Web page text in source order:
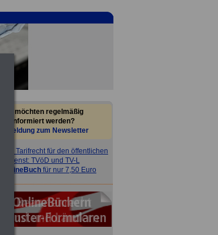
Sie möchten regelmäßig
informiert werden?
Anmeldung zum Newsletter
Tarifrecht für den öffentlichen
Dienst: TVöD und TV-L
OnlineBuch für nur 7,50 Euro